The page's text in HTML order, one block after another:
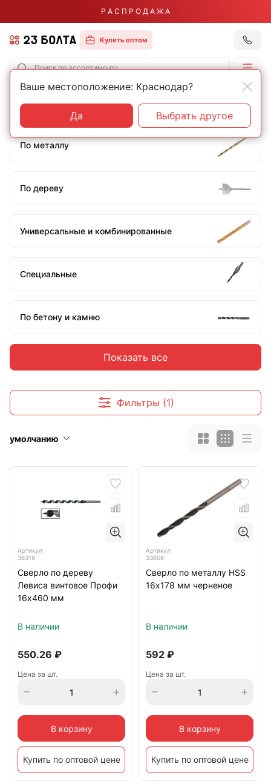
Р А С П Р О Д А Ж А
Купить оптом
Главная Оснастка Сверла
Сверла 16 мм
По металлу
По дереву
Универсальные и комбинированные
Специальные
По бетону и камню
Аксессуары и комплектующие
Показать все
Фильтры (1)
умолчанию
Артикул
36316
Сверло по дереву
Левиса винтовое Профи
16х460 мм
В наличии
550.26 ₽
Цена за шт.
В корзину
Купить по оптовой цене
Артикул
33606
Сверло по металлу HSS
16х178 мм черненое
В наличии
592 ₽
Цена за шт.
В корзину
Купить по оптовой цене
Ваше местоположение: Краснодар?
Да Выбрать другое